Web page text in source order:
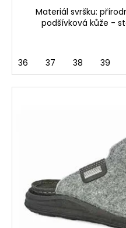
Materiál svršku:
podšívková kůže -
36 37 38 39